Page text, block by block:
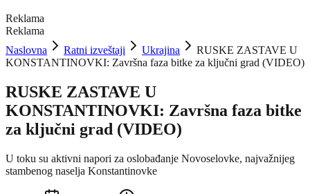
Reklama
Reklama
Naslovna
Ratni izveštaji Ukrajina
RUSKE ZASTAVE U
KONSTANTINOVKI: Završna faza bitke za ključni grad (VIDEO)
RUSKE ZASTAVE U
KONSTANTINOVKI: Završna faza bitke
za ključni grad (VIDEO)
U toku su aktivni napori za oslobađanje Novoselovke, najvažnijeg
stambenog naselja Konstantinovke